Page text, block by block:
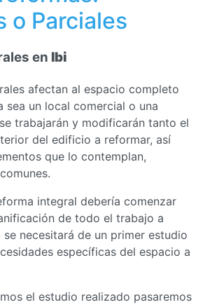
o Parciales
en Ibi
afectan al espacio completo
sea un local comercial o una
trabajarán y modificarán tanto el
del edificio a reformar, así
que lo contemplan,
integral debería comenzar
de todo el trabajo a
necesitará de un primer estudio
específicas del espacio a
el estudio realizado pasaremos